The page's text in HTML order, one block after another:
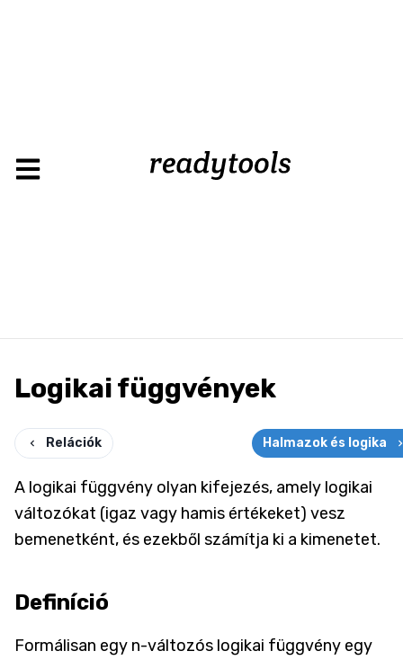
Logikai függvények
Relációk Halmazok és logika
A logikai függvény olyan kifejezés, amely logikai
változókat (igaz vagy hamis értékeket) vesz
bemenetként, és ezekből számítja ki a kimenetet.
Definíció
Formálisan egy n-változós logikai függvény egy